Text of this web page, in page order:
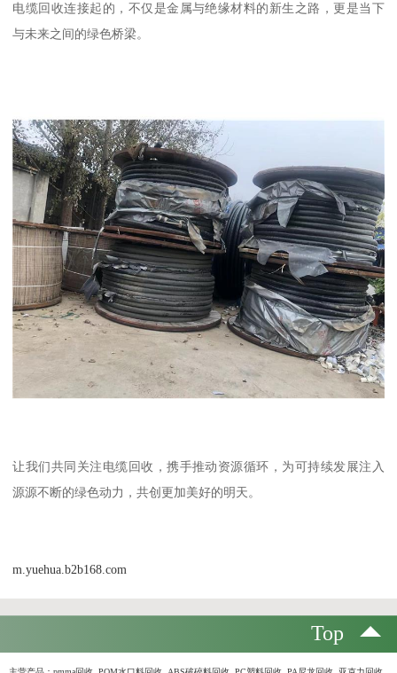
电缆回收连接起的，不仅是金属与绝缘材料的新生之路，更是当下
与未来之间的绿色桥梁。
让我们共同关注电缆回收，携手推动资源循环，为可持续发展注入
源源不断的绿色动力，共创更加美好的明天。
m.yuehua.b2b168.com
Top